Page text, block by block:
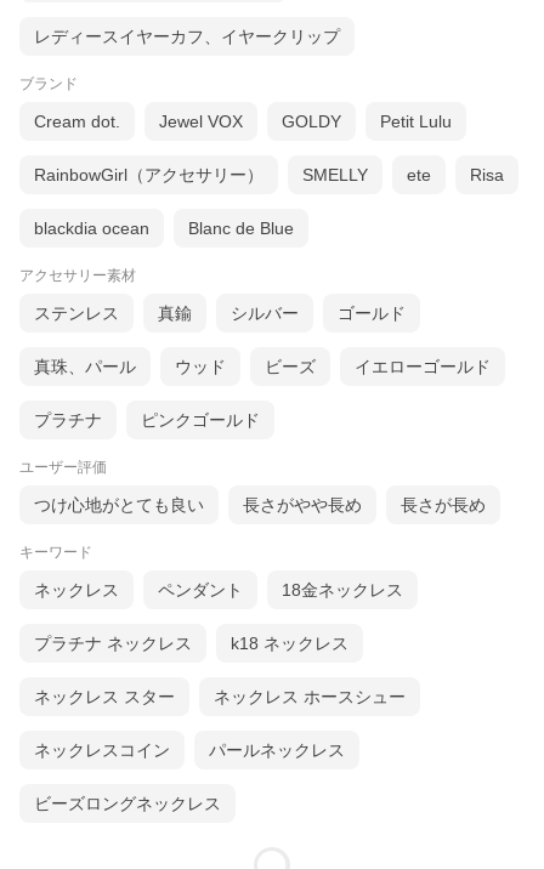
レディースイヤーカフ、イヤークリップ
ブランド
Cream dot. Jewel VOX GOLDY Petit Lulu
RainbowGirl（アクセサリー） SMELLY ete Risa
blackdia ocean Blanc de Blue
アクセサリー素材
ステンレス 真鍮 シルバー ゴールド
真珠、パール ウッド ビーズ イエローゴールド
プラチナ ピンクゴールド
ユーザー評価
つけ心地がとても良い 長さがやや長め 長さが長め
キーワード
ネックレス ペンダント 18金ネックレス
プラチナ ネックレス k18 ネックレス
ネックレス スター ネックレス ホースシュー
ネックレスコイン パールネックレス
ビーズロングネックレス